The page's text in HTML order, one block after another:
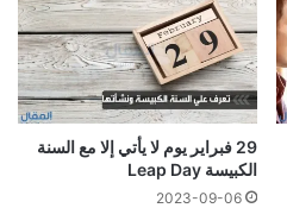
29 فبراير يوم لا يأتي إلا مع السنة
الكبيسة Leap Day
2023-09-06